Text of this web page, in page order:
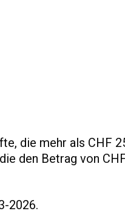
die mehr als CHF
den Betrag von
2026.